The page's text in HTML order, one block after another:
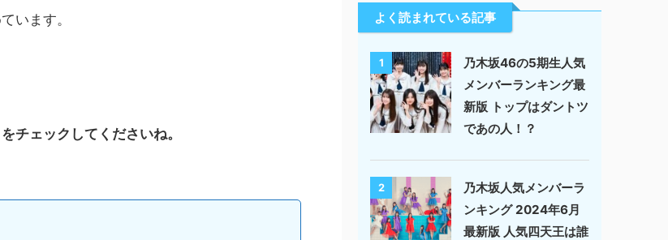
います。
チェックしてくださいね。
よく読まれている記事
1
乃木坂46の5期生人気
メンバーランキング最
新版 トップはダントツ
であの人！？
2
乃木坂人気メンバーラ
ンキング 2024年6月
最新版 人気四天王は誰